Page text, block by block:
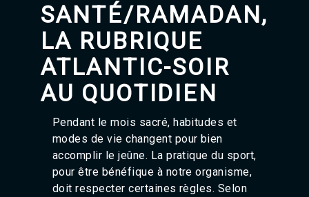
El Jadida 97.3
Settat 104,6
Chefchaouen 106.4
Essaouira 96.6
Safi 92.3
Taza 103.0
Taounate 95.6
Tiznit 103.1
SkhourRhamna 92.2
Taroudant 104.9
Guelmim 91.9
Tan-Tan 95.2
Tafraout 104.9
SANTÉ/RAMADAN,
LA RUBRIQUE
ATLANTIC-SOIR
AU QUOTIDIEN
Pendant le mois sacré, habitudes et
modes de vie changent pour bien
accomplir le jeûne. La pratique du sport,
pour être bénéfique à notre organisme,
doit respecter certaines règles. Selon